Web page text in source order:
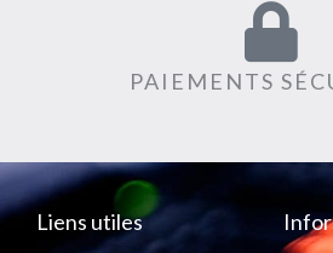
PAIEMENTS
Liens utiles